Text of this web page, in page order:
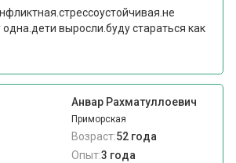
выросли.буду стараться как
Анвар Рахматуллоевич
Приморская
Возраст:52 года
Опыт:3 года